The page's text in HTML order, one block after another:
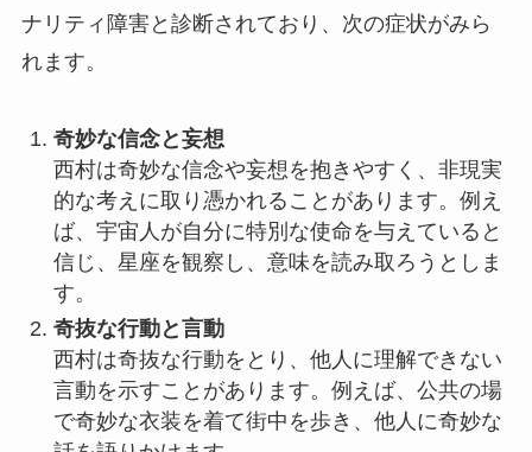
ナリティ障害と診断されており、次の症状がみら
れます。
奇妙な信念と妄想
西村は奇妙な信念や妄想を抱きやすく、非現実
的な考えに取り憑かれることがあります。例え
ば、宇宙人が自分に特別な使命を与えていると
信じ、星座を観察し、意味を読み取ろうとしま
す。
奇抜な行動と言動
西村は奇抜な行動をとり、他人に理解できない
言動を示すことがあります。例えば、公共の場
で奇妙な衣装を着て街中を歩き、他人に奇妙な